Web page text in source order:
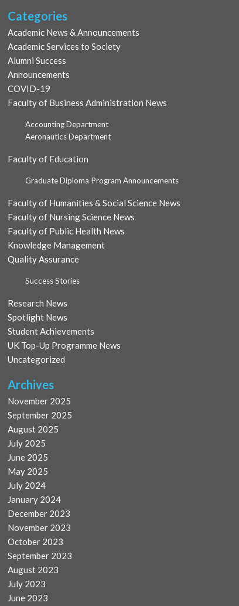
Categories
Academic News & Announcements
Academic Services to Society
Alumni Success
Announcements
COVID-19
Faculty of Business Administration News
Accounting Department
Aeronautics Department
Faculty of Education
Graduate Diploma Program Announcements
Faculty of Humanities & Social Science News
Faculty of Nursing Science News
Faculty of Public Health News
Knowledge Management
Quality Assurance
Success Stories
Research News
Spotlight News
Student Achievements
UK Top-Up Programme News
Uncategorized
Archives
November 2025
September 2025
August 2025
July 2025
June 2025
May 2025
July 2024
January 2024
December 2023
November 2023
October 2023
September 2023
August 2023
July 2023
June 2023